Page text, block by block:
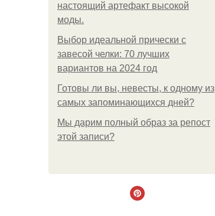
настоящий артефакт высокой
моды.
Выбор идеальной прически с
завесой челки: 70 лучших
вариантов на 2024 год
Готовы ли вы, невесты, к одному из
самых запоминающихся дней?
Мы дарим полный образ за репост
этой записи?